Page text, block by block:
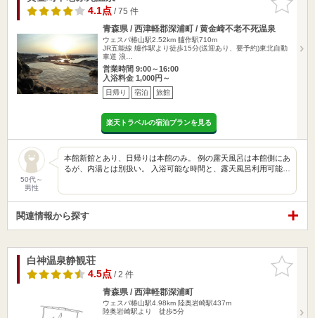
りに追加
4.1点/ 75 件
青森県 / 西津軽郡深浦町 / 黄金崎不老不死温泉
ウェスパ椿山駅2.52km 艫作駅710m
JR五能線 艫作駅より徒歩15分(送迎あり、要予約)東北自動
車道 浪…
営業時間 9:00～16:00
入浴料金 1,000円～
日帰り 宿泊 旅館
楽天トラベルの宿泊プランを見る
50代～
男性
本館新館とあり、日帰りは本館のみ。 例の露天風呂は本館側にあ
るが、内湯とは別扱い。 入浴可能な時間と、露天風呂利用可能…
関連情報から探す
お気に入
りに追加
白神温泉静観荘
4.5点/ 2 件
青森県 / 西津軽郡深浦町
ウェスパ椿山駅4.98km 陸奥岩崎駅437m
陸奥岩崎駅より 徒歩5分